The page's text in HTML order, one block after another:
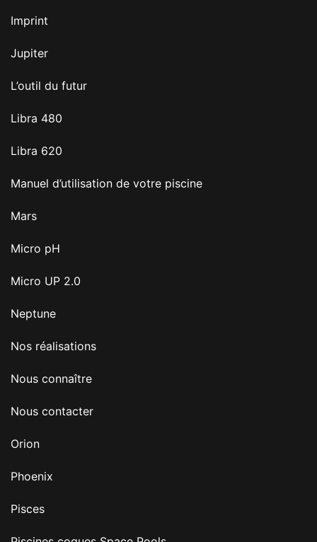
Imprint
Jupiter
L’outil du futur
Libra 480
Libra 620
Manuel d’utilisation de votre piscine
Mars
Micro pH
Micro UP 2.0
Neptune
Nos réalisations
Nous connaître
Nous contacter
Orion
Phoenix
Pisces